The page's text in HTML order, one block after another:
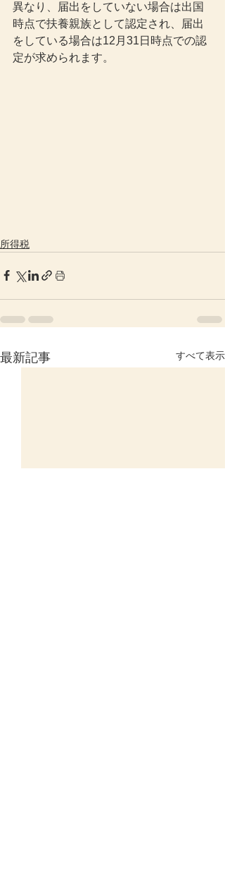
異なり、届出をしていない場合は出国
時点で扶養親族として認定され、届出
をしている場合は12月31日時点での認
定が求められます。
所得税
最新記事 すべて表示